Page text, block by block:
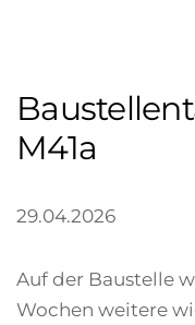
M41a
29.04.2026
Auf der Baustelle
Wochen weitere